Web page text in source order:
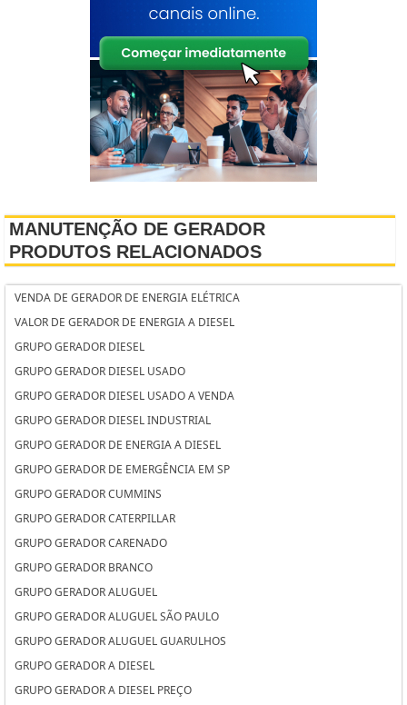
MANUTENÇÃO DE GERADOR
PRODUTOS RELACIONADOS
VENDA DE GERADOR DE ENERGIA ELÉTRICA
VALOR DE GERADOR DE ENERGIA A DIESEL
GRUPO GERADOR DIESEL
GRUPO GERADOR DIESEL USADO
GRUPO GERADOR DIESEL USADO A VENDA
GRUPO GERADOR DIESEL INDUSTRIAL
GRUPO GERADOR DE ENERGIA A DIESEL
GRUPO GERADOR DE EMERGÊNCIA EM SP
GRUPO GERADOR CUMMINS
GRUPO GERADOR CATERPILLAR
GRUPO GERADOR CARENADO
GRUPO GERADOR BRANCO
GRUPO GERADOR ALUGUEL
GRUPO GERADOR ALUGUEL SÃO PAULO
GRUPO GERADOR ALUGUEL GUARULHOS
GRUPO GERADOR A DIESEL
GRUPO GERADOR A DIESEL PREÇO